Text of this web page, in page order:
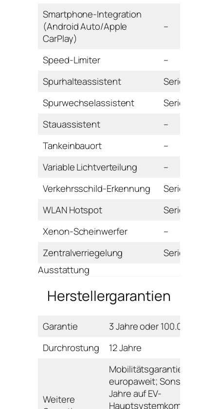
Smartphone-Integration
(Android Auto/Apple
CarPlay)
–
Speed-Limiter
–
Spurhalteassistent
Serie
Spurwechselassistent
Serie
Stauassistent
–
Tankeinbauort
–
Variable Lichtverteilung
–
Verkehrsschild-Erkennung
Serie
WLAN Hotspot
Serie
Xenon-Scheinwerfer
–
Zentralverriegelung
Serie
Ausstattung
Herstellergarantien
Garantie
3 Jahre oder 100.000 km
Durchrostung
12 Jahre
Weitere
Mobilitätsgarantie: 3 Jahre
europaweit; Sonstige: 5
Jahre auf EV-